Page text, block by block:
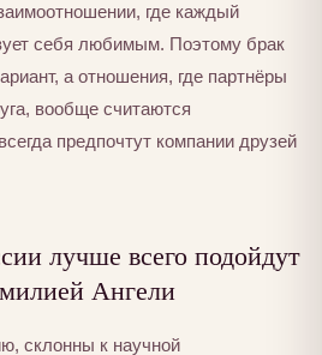
где каждый
себя любимым. Поэтому брак
а отношения, где партнёры
вообще считаются
предпочтут компании друзей
лучше всего подойдут
Ангели
склонны к научной